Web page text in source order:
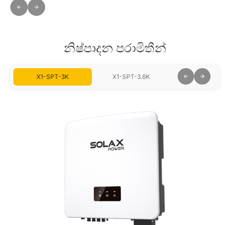
නිෂ්පාදන පරාමිතීන්
X1-SPT-3K X1-SPT-3.6K X1-SPT-6K